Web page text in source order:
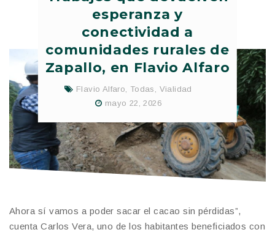
esperanza y
conectividad a
comunidades rurales de
Zapallo, en Flavio Alfaro
Flavio Alfaro, Todas , Vialidad
mayo 22, 2026
Ahora sí vamos a poder sacar el cacao sin pérdidas”,
cuenta Carlos Vera, uno de los habitantes beneficiados con